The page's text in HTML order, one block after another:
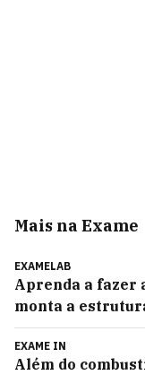
Mais na Exame
EXAMELAB
Aprenda a fazer
monta a
EXAME IN
Além do